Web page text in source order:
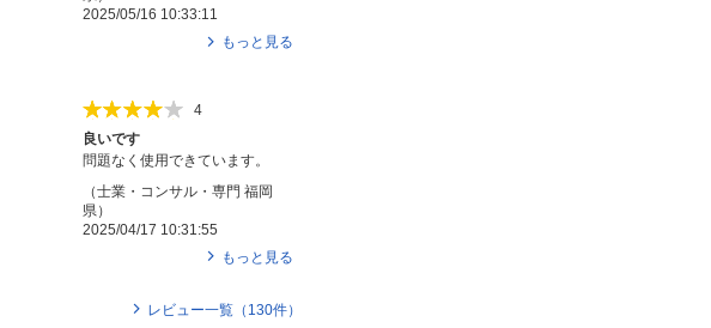
2025/05/16 10:33:11
もっと見る
4
良いです
問題なく使用できています。
（士業・コンサル・専門 福岡
県 ）
2025/04/17 10:31:55
もっと見る
レビュー一覧（ 130件）